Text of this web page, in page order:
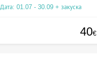
Дата: 01.07 - 30.09 + закуска
40€